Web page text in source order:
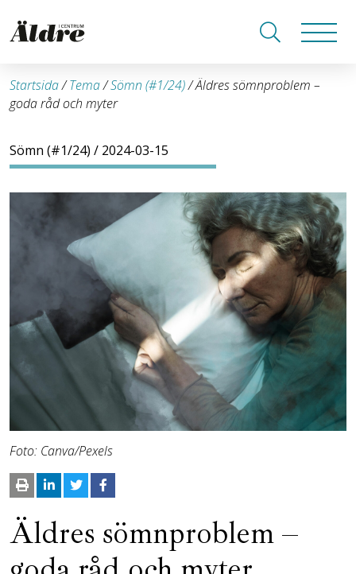
Startsida/Tema/Sömn (#1/24)/Äldres sömnproblem –
goda råd och myter
Sömn (#1/24) / 2024-03-15
Foto: Canva/Pexels
Äldres sömnproblem –